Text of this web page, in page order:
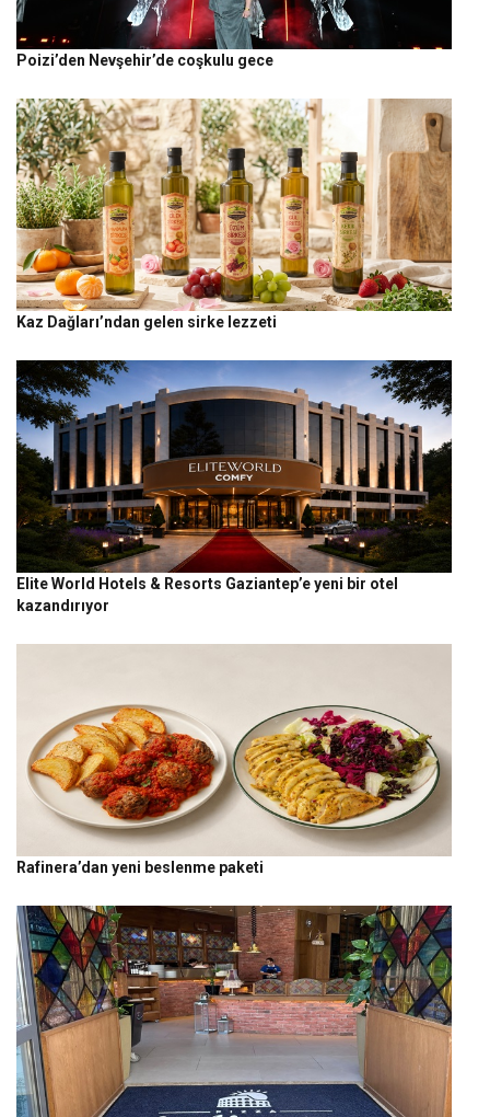
Poizi’den Nevşehir’de coşkulu gece
Kaz Dağları’ndan gelen sirke lezzeti
Elite World Hotels & Resorts Gaziantep’e yeni bir otel
kazandırıyor
Rafinera’dan yeni beslenme paketi